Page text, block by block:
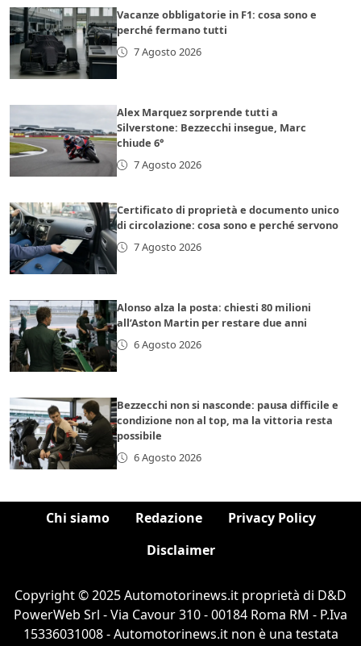
Vacanze obbligatorie in F1: cosa sono e
perché fermano tutti
7 Agosto 2026
Alex Marquez sorprende tutti a
Silverstone: Bezzecchi insegue, Marc
chiude 6°
7 Agosto 2026
Certificato di proprietà e documento unico
di circolazione: cosa sono e perché servono
7 Agosto 2026
Alonso alza la posta: chiesti 80 milioni
all’Aston Martin per restare due anni
6 Agosto 2026
Bezzecchi non si nasconde: pausa difficile e
condizione non al top, ma la vittoria resta
possibile
6 Agosto 2026
Chi siamo Redazione
Privacy Policy
Disclaimer
Copyright © 2025 Automotorinews.it proprietà di D&D
PowerWeb Srl - Via Cavour 310 - 00184 Roma RM - P.Iva
15336031008 - Automotorinews.it non è una testata